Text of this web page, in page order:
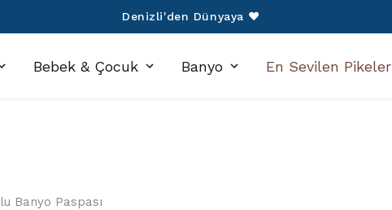
750 TL Üzeri Alışverişlerinize Kargo Ücretsiz!
Bebek & Çocuk Banyo En Sevilen Pikeler
Banyo Paspası